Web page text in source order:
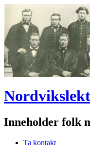
Nordvikslekt
Inneholder folk
Ta kontakt